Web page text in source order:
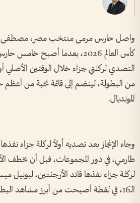
واصل حارس مرمى منتخب مصر، مصطفى
كأس العالم 2026، بعدما أصبح
التصدي لركلتي جزاء خلال الوقتين الأصلي
من البطولة، لينضم إلى قائمة نخبة من أعظم
المونديال.
وجاء الإنجاز بعد تصديه أولاً لركلة جزاء
طارمي، في دور المجموعات، قبل أن يخطف
لركلة جزاء نفذها قائد الأرجنتين، ليونيل
الـ16، في لقطة أصبحت من أبرز مشاهد البطولة.